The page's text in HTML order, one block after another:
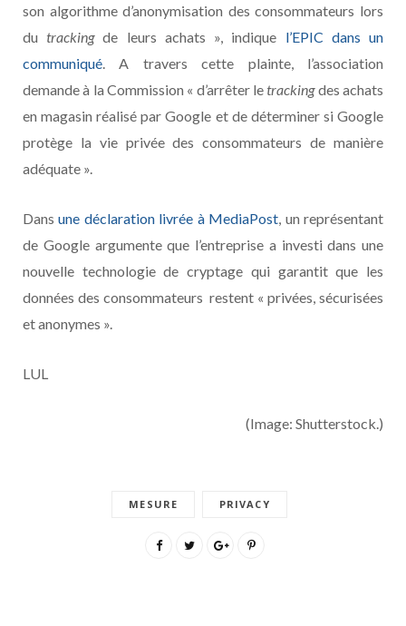
son algorithme d’anonymisation des consommateurs lors
dutrackingde leurs achats », indique l’EPIC dans un
communiqué . A travers cette plainte, l’association
demande à la Commission « d’arrêter letrackingdes achats
en magasin réalisé par Google et de déterminer si Google
protège la vie privée des consommateurs de manière
adéquate ».
Dansune déclaration livrée à MediaPost , un représentant
de Google argumente que l’entreprise a investi dans une
nouvelle technologie de cryptage qui garantit que les
données des consommateurs restent « privées, sécurisées
et anonymes ».
LUL
(Image: Shutterstock.)
MESURE PRIVACY